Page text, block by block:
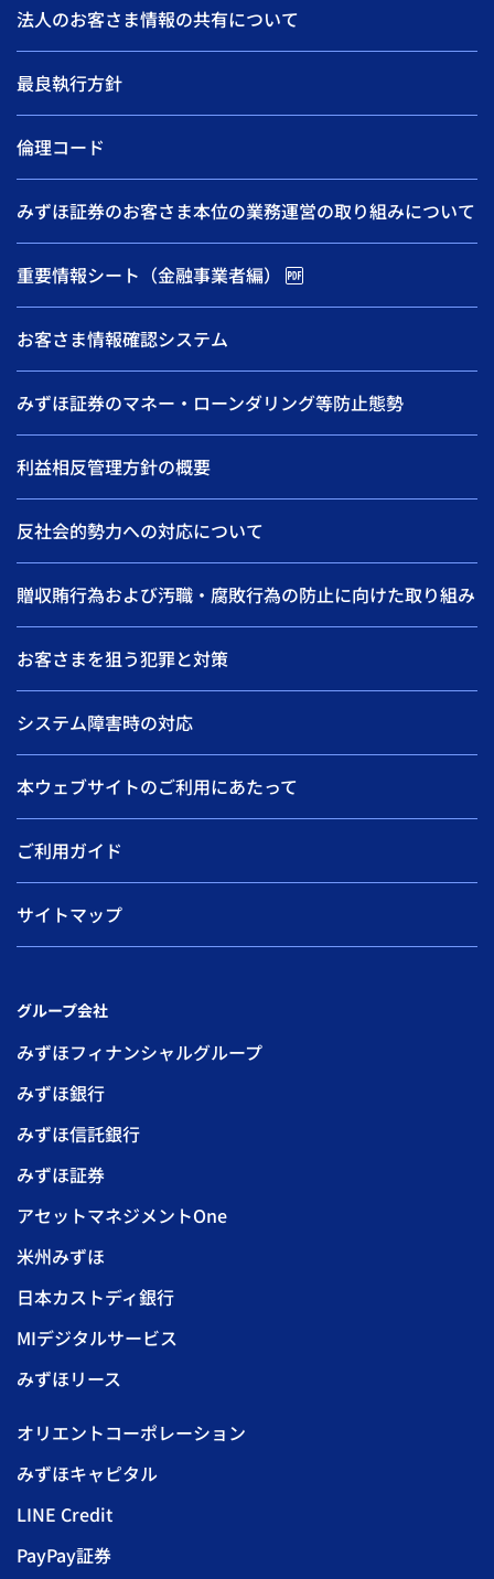
法人のお客さま情報の共有について
最良執行方針
倫理コード
みずほ証券のお客さま本位の業務運営の取り組みについて
重要情報シート（金融事業者編）
お客さま情報確認システム
みずほ証券のマネー・ローンダリング等防止態勢
利益相反管理方針の概要
反社会的勢力への対応について
贈収賄行為および汚職・腐敗行為の防止に向けた取り組み
お客さまを狙う犯罪と対策
システム障害時の対応
本ウェブサイトのご利用にあたって
ご利用ガイド
サイトマップ
グループ会社
みずほフィナンシャルグループ
みずほ銀行
みずほ信託銀行
みずほ証券
アセットマネジメントOne
米州みずほ
日本カストディ銀行
MIデジタルサービス
みずほリース
オリエントコーポレーション
みずほキャピタル
LINE Credit
PayPay証券